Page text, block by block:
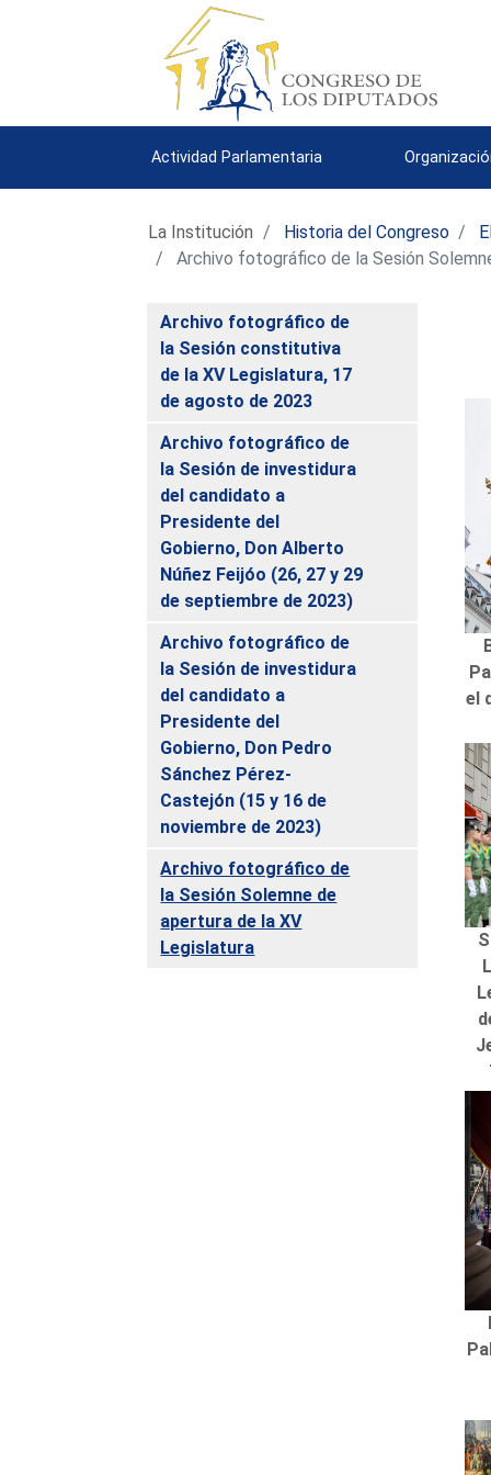
Actividad Parlamentaria
La Institución Historia del Congreso
Archivo fotográfico de la Sesión
Archivo fotográfico de
la Sesión constitutiva
de la XV Legislatura, 17
de agosto de 2023
Archivo fotográfico de
la Sesión de investidura
del candidato a
Presidente del
Gobierno, Don Alberto
Núñez Feijóo (26, 27 y 29
de septiembre de 2023)
Archivo fotográfico de
la Sesión de investidura
del candidato a
Presidente del
Gobierno, Don Pedro
Sánchez Pérez-
Castejón (15 y 16 de
noviembre de 2023)
Archivo fotográfico de
la Sesión Solemne de
apertura de la XV
Legislatura
el